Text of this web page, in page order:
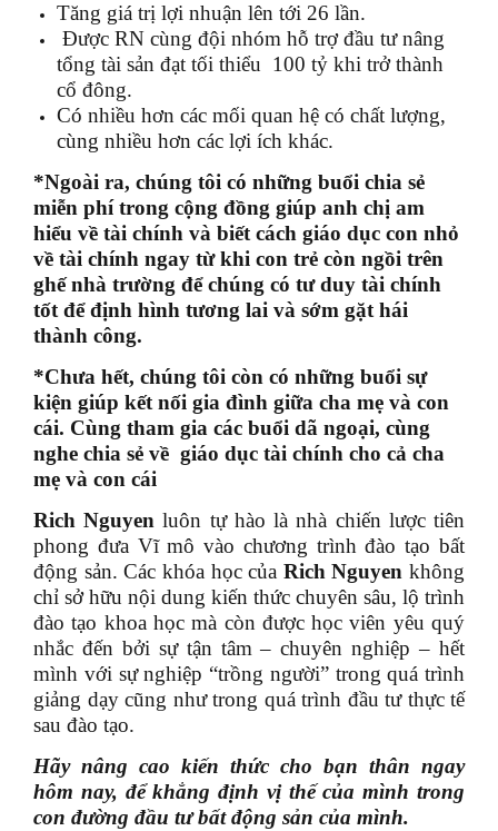
Tăng giá trị lợi nhuận lên tới 26 lần.
Được RN cùng đội nhóm hỗ trợ đầu tư nâng
tổng tài sản đạt tối thiểu 100 tỷ khi trở thành
cổ đông.
Có nhiều hơn các mối quan hệ có chất lượng,
cùng nhiều hơn các lợi ích khác.
*Ngoài ra, chúng tôi có những buổi chia sẻ
miễn phí trong cộng đồng giúp anh chị am
hiểu về tài chính và biết cách giáo dục con nhỏ
về tài chính ngay từ khi con trẻ còn ngồi trên
ghế nhà trường để chúng có tư duy tài chính
tốt để định hình tương lai và sớm gặt hái
thành công.
*Chưa hết, chúng tôi còn có những buổi sự
kiện giúp kết nối gia đình giữa cha mẹ và con
cái. Cùng tham gia các buổi dã ngoại, cùng
nghe chia sẻ về giáo dục tài chính cho cả cha
mẹ và con cái
Rich Nguyen luôn tự hào là nhà chiến lược tiên
phong đưa Vĩ mô vào chương trình đào tạo bất
động sản. Các khóa học của Rich Nguyen không
chỉ sở hữu nội dung kiến thức chuyên sâu, lộ trình
đào tạo khoa học mà còn được học viên yêu quý
nhắc đến bởi sự tận tâm – chuyên nghiệp – hết
mình với sự nghiệp “trồng người” trong quá trình
giảng dạy cũng như trong quá trình đầu tư thực tế
sau đào tạo.
Hãy nâng cao kiến thức cho bạn thân ngay
hôm nay, để khẳng định vị thế của mình trong
con đường đầu tư bất động sản của mình.